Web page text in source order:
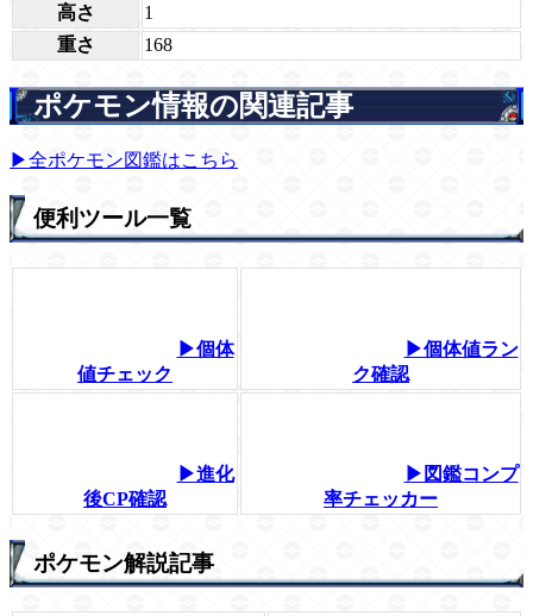
高さ
1
重さ
168
ポケモン情報の関連記事
▶全ポケモン図鑑はこちら
便利ツール一覧
▶個体
値チェック
▶個体値ラン
ク確認
▶進化
後CP確認
▶図鑑コンプ
率チェッカー
ポケモン解説記事